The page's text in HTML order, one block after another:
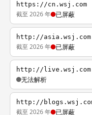
https://cn.wsj.com
截至 2026 年 已屏蔽
http://asia.wsj.com
截至 2026 年 已屏蔽
http://live.wsj.com
无法解析
http://
截至 2026 年 已屏蔽